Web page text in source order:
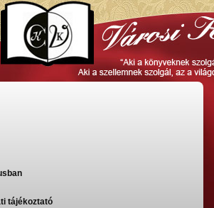
tájékoztató